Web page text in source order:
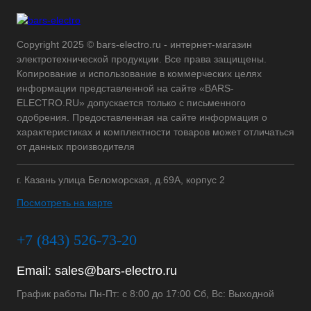
Copyright 2025 © bars-electro.ru - интернет-магазин
электротехнической продукции. Все права защищены.
Копирование и использование в коммерческих целях
информации представленной на сайте «BARS-
ELECTRO.RU» допускается только с письменного
одобрения. Предоставленная на сайте информация о
характеристиках и комплектности товаров может отличаться
от данных производителя
г. Казань улица Беломорская, д.69А, корпус 2
Посмотреть на карте
+7 (843) 526-73-20
Email: sales@bars-electro.ru
График работы Пн-Пт: с 8:00 до 17:00 Сб, Вс: Выходной